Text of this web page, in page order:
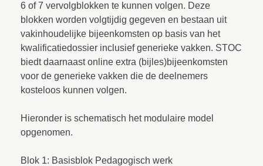
6 of 7 vervolgblokken te kunnen volgen. Deze
blokken worden volgtijdig gegeven en bestaan uit
vakinhoudelijke bijeenkomsten op basis van het
kwalificatiedossier inclusief generieke vakken. STOC
biedt daarnaast online extra (bijles)bijeenkomsten
voor de generieke vakken die de deelnemers
kosteloos kunnen volgen.
Hieronder is schematisch het modulaire model
opgenomen.
Blok 1: Basisblok Pedagogisch werk